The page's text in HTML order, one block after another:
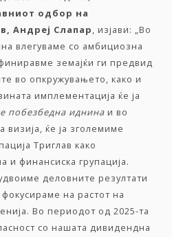
одбор на
, Андреј Слапар, изјави: „Во
влегуваме со амбициозна
земајќи ги предвид
во опкружувањето, како и
имплементација ќе ја
побезбедна иднина и во
визија, ќе ја зголемиме
Триглав како
и финансиска групација.
деловните резултати
на растот на
Во периодот од 2025-та
со нашата дивидендна